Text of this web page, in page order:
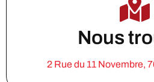
Nous
2 Rue du 11 Novembre,